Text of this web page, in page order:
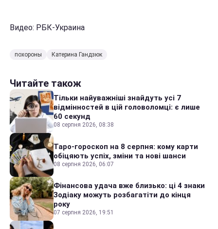
Видео: РБК-Украина
похороны Катерина Гандзюк
Читайте також
Тільки найуважніші знайдуть усі 7
відмінностей в цій головоломці: є лише
60 секунд
08 серпня 2026, 08:38
Таро-гороскоп на 8 серпня: кому карти
обіцяють успіх, зміни та нові шанси
08 серпня 2026, 06:07
Фінансова удача вже близько: ці 4 знаки
Зодіаку можуть розбагатіти до кінця
року
07 серпня 2026, 19:51